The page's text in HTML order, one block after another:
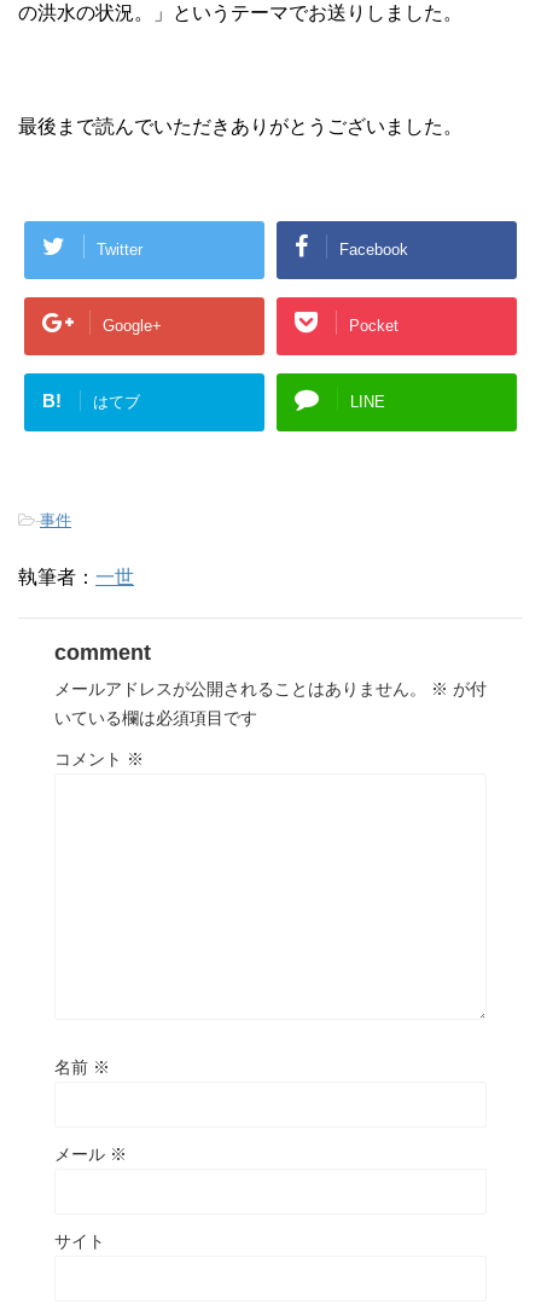
の洪水の状況。」というテーマでお送りしました。
最後まで読んでいただきありがとうございました。
Twitter Facebook
Google+ Pocket
B! はてブ LINE
-事件
執筆者： 一世
comment
メールアドレスが公開されることはありません。 ※ が付
いている欄は必須項目です
コメント ※
名前 ※
メール ※
サイト